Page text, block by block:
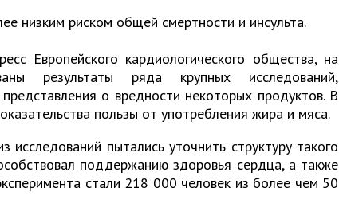
низким риском общей смертности и инсульта.
Европейского кардиологического общества, на
результаты ряда крупных исследований,
о вредности некоторых продуктов. В
пользы от употребления жира и мяса.
исследований пытались уточнить структуру такого
поддержанию здоровья сердца, а также
стали 218 000 человек из более чем 50